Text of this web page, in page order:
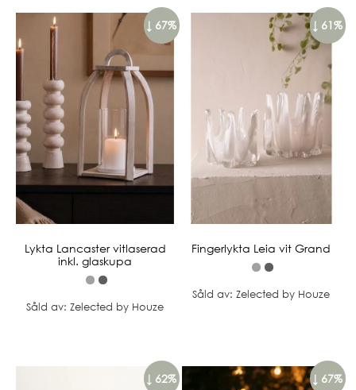
↓ 67%
Lykta Lancaster vitlaserad
inkl. glaskupa
Såld av: Zelected by Houze
↓ 61%
Fingerlykta Leia vit Grand
Såld av: Zelected by Houze
↓ 62% ↓ 67%